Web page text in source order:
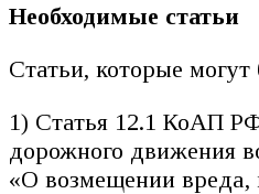
Необходимые статьи
Статьи, которые
1) Статья 12.1 КоАП
дорожного движения
«О возмещении вреда,